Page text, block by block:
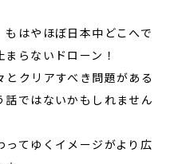
はやほぼ日本中どこへで
らないドローン！
クリアすべき問題がある
ではないかもしれません
てゆくイメージがより広